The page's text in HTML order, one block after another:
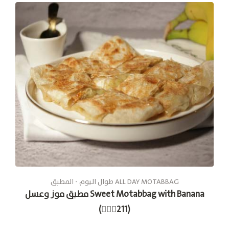
طوال الیوم - المطبق ALL DAY MOTABBAG
مطبق موز وعسل Sweet Motabbag with Banana
(🚶🏽‍♂211)